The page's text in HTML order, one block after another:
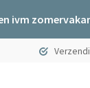
ivm